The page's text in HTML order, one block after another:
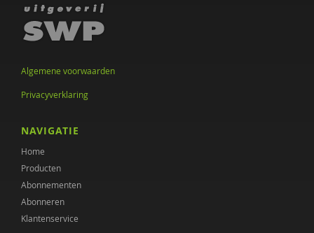
Drs. A. Niewijk
Suzan van der Aa
Annet Aalbers
Yvonne Aartsen
Sebastian Abdallah
Ruud Abma
Tineke Abma
Anne Addink
Algemene voorwaarden
Privacyverklaring
NAVIGATIE
Home
Producten
Abonnementen
Abonneren
Klantenservice